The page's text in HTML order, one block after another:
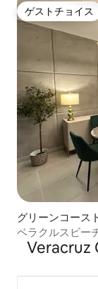
ゲストチョイス
ゲストチョイス
グリーンコース
ベラクルスビー
Veracruz